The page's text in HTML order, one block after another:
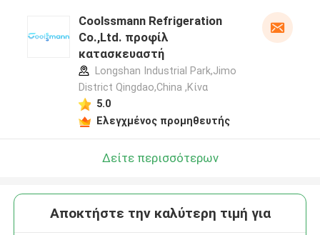
Coolssmann Refrigeration
Co.,Ltd. προφίλ
κατασκευαστή
Longshan Industrial Park,Jimo
District Qingdao,China ,Κίνα
5.0
Ελεγχμένος προμηθευτής
Δείτε περισσότερων
Αποκτήστε την καλύτερη τιμή για